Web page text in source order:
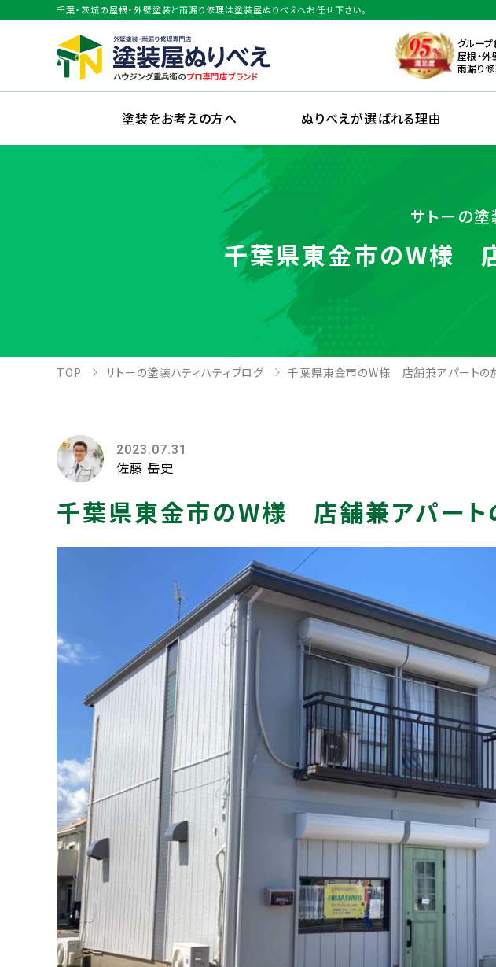
千葉・茨城の屋根・外壁塗装と雨漏り修理は塗装屋ぬりべえへお任せ下さい。
グルー
屋根・
雨漏り
塗装をお考えの方へ ぬりべえが選ばれる理由
サトーの塗
千葉県東金市のW様
TOP サトーの塗装ハティハティブログ 千葉県東金市のW様 店舗兼アパートの
2023.07.31
佐藤 岳史
千葉県東金市のW様 店舗兼アパート